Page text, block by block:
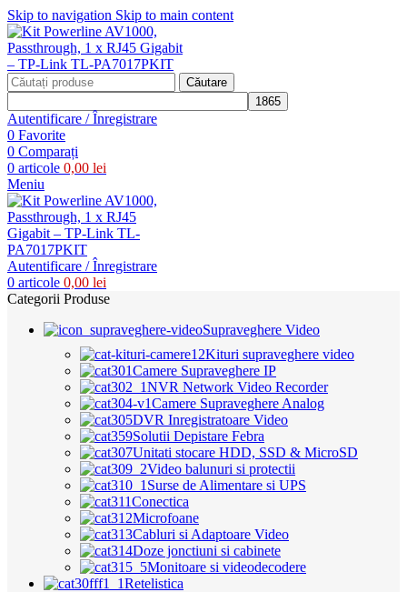
Skip to navigation Skip to main content
Căutare
Autentificare / Înregistrare
0 Favorite
0 Comparați
0 articole 0,00 lei
Meniu
Autentificare / Înregistrare
0 articole 0,00 lei
Categorii Produse
Supraveghere Video
Kituri supraveghere video
Camere Supraveghere IP
NVR Network Video Recorder
Camere Supraveghere Analog
DVR Inregistratoare Video
Solutii Depistare Febra
Unitati stocare HDD, SSD & MicroSD
Video balunuri si protectii
Surse de Alimentare si UPS
Conectica
Microfoane
Cabluri si Adaptoare Video
Doze jonctiuni si cabinete
Monitoare si videodecodere
Retelistica